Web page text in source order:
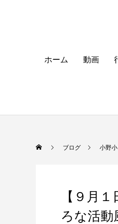
ホーム 動画
ブログ 小野
【９月
ろな活動